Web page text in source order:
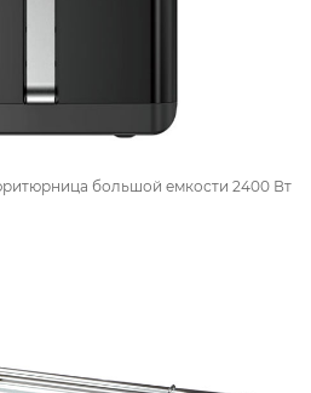
большой емкости 2400 Вт